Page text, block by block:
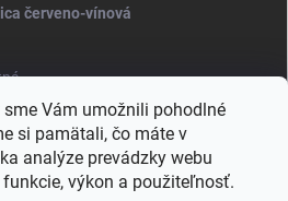
Vám umožnili pohodlné
si pamätali, čo máte v
analýze prevádzky webu
výkon a použiteľnosť.
červeno-vínová